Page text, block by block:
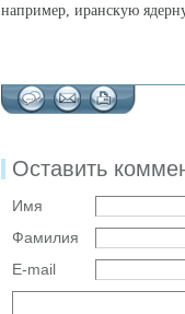
например, иранскую
Оставить
Имя
Фамилия
E-mail